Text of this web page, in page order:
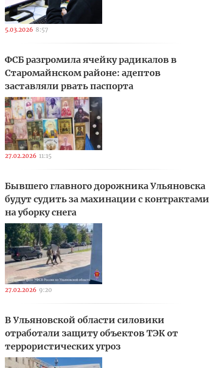
5.03.2026 8:57
ФСБ разгромила ячейку радикалов в
Старомайнском районе: адептов
заставляли рвать паспорта
27.02.2026 11:15
Бывшего главного дорожника Ульяновска
будут судить за махинации с контрактами
на уборку снега
27.02.2026 9:20
В Ульяновской области силовики
отработали защиту объектов ТЭК от
террористических угроз